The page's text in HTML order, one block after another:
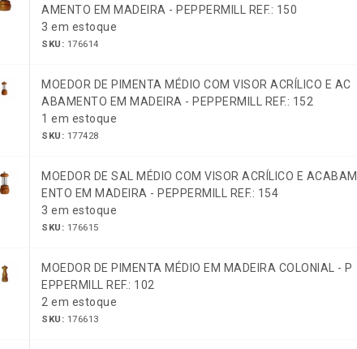
AMENTO EM MADEIRA - PEPPERMILL REF.: 150
3 em estoque
SKU: 176614
MOEDOR DE PIMENTA MÉDIO COM VISOR ACRÍLICO E AC
ABAMENTO EM MADEIRA - PEPPERMILL REF.: 152
1 em estoque
SKU: 177428
MOEDOR DE SAL MÉDIO COM VISOR ACRÍLICO E ACABAM
ENTO EM MADEIRA - PEPPERMILL REF.: 154
3 em estoque
SKU: 176615
MOEDOR DE PIMENTA MÉDIO EM MADEIRA COLONIAL - P
EPPERMILL REF.: 102
2 em estoque
SKU: 176613